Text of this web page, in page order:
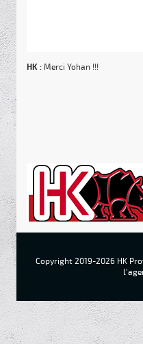
HK : Merci Yohan !!!
Copyright 2019-2026 HK